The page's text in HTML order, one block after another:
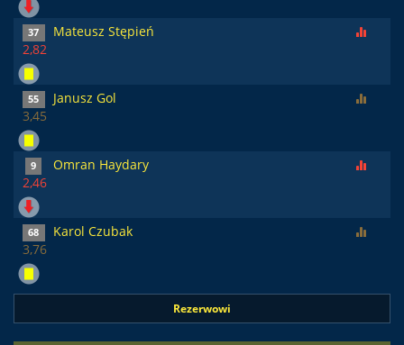
37
Mateusz Stępień
2,82
55
Janusz Gol
3,45
9
Omran Haydary
2,46
68
Karol Czubak
3,76
Rezerwowi